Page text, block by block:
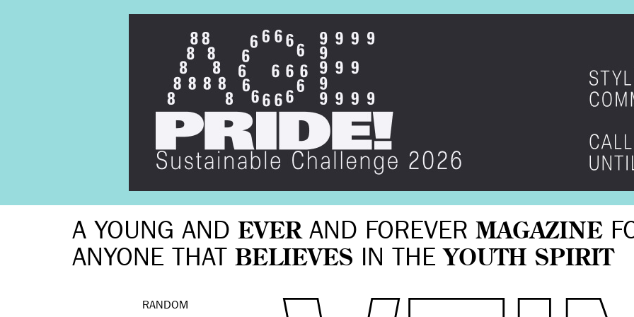
A YOUNG AND EVERAND FOREVER MAGAZINE
ANYONE THAT BELIEVES IN THE YOUTH SPIRIT
RANDOM